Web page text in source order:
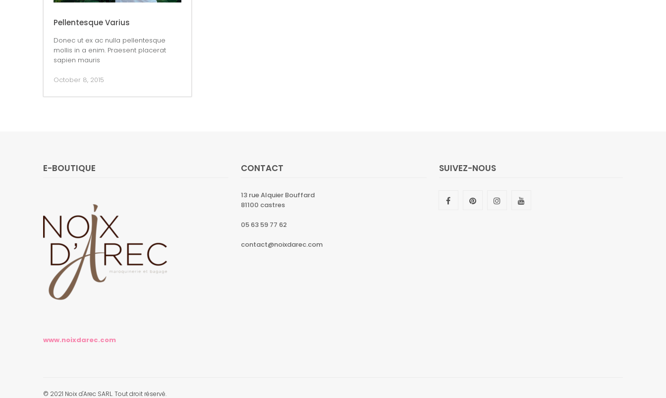
Pellentesque Varius
Donec ut ex ac nulla pellentesque
mollis in a enim. Praesent placerat
sapien mauris
October 8, 2015
E-BOUTIQUE
www.noixdarec.com
CONTACT
13 rue Alquier Bouffard
81100 castres
05 63 59 77 62
contact@noixdarec.com
SUIVEZ-NOUS
© 2021 Noix d'Arec SARL. Tout droit réservé.